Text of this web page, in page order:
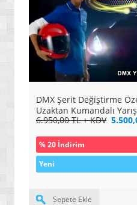
DMX Şerit Değiştirme
Uzaktan Kumandalı
6.950,00 TL + KDV
% 20 İndirim
Yeni
Sepete Ekle